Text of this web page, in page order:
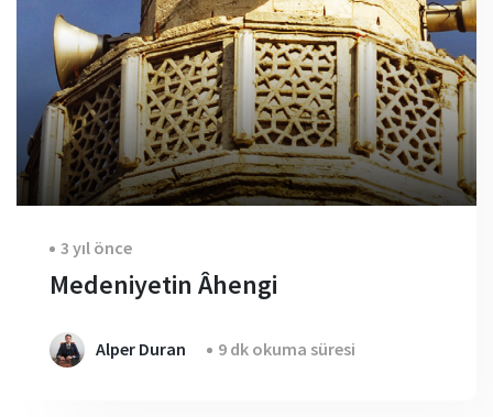
3 yıl önce
Medeniyetin Âhengi
Alper Duran 9 dk okuma süresi